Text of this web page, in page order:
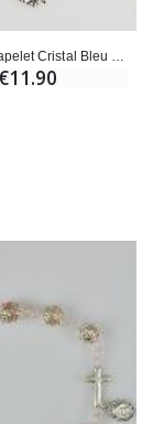
€11.90